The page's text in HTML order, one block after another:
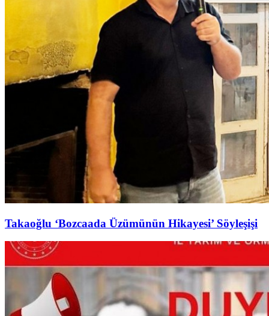
Takaoğlu ‘Bozcaada Üzümünün Hikayesi’ Söyleşişi